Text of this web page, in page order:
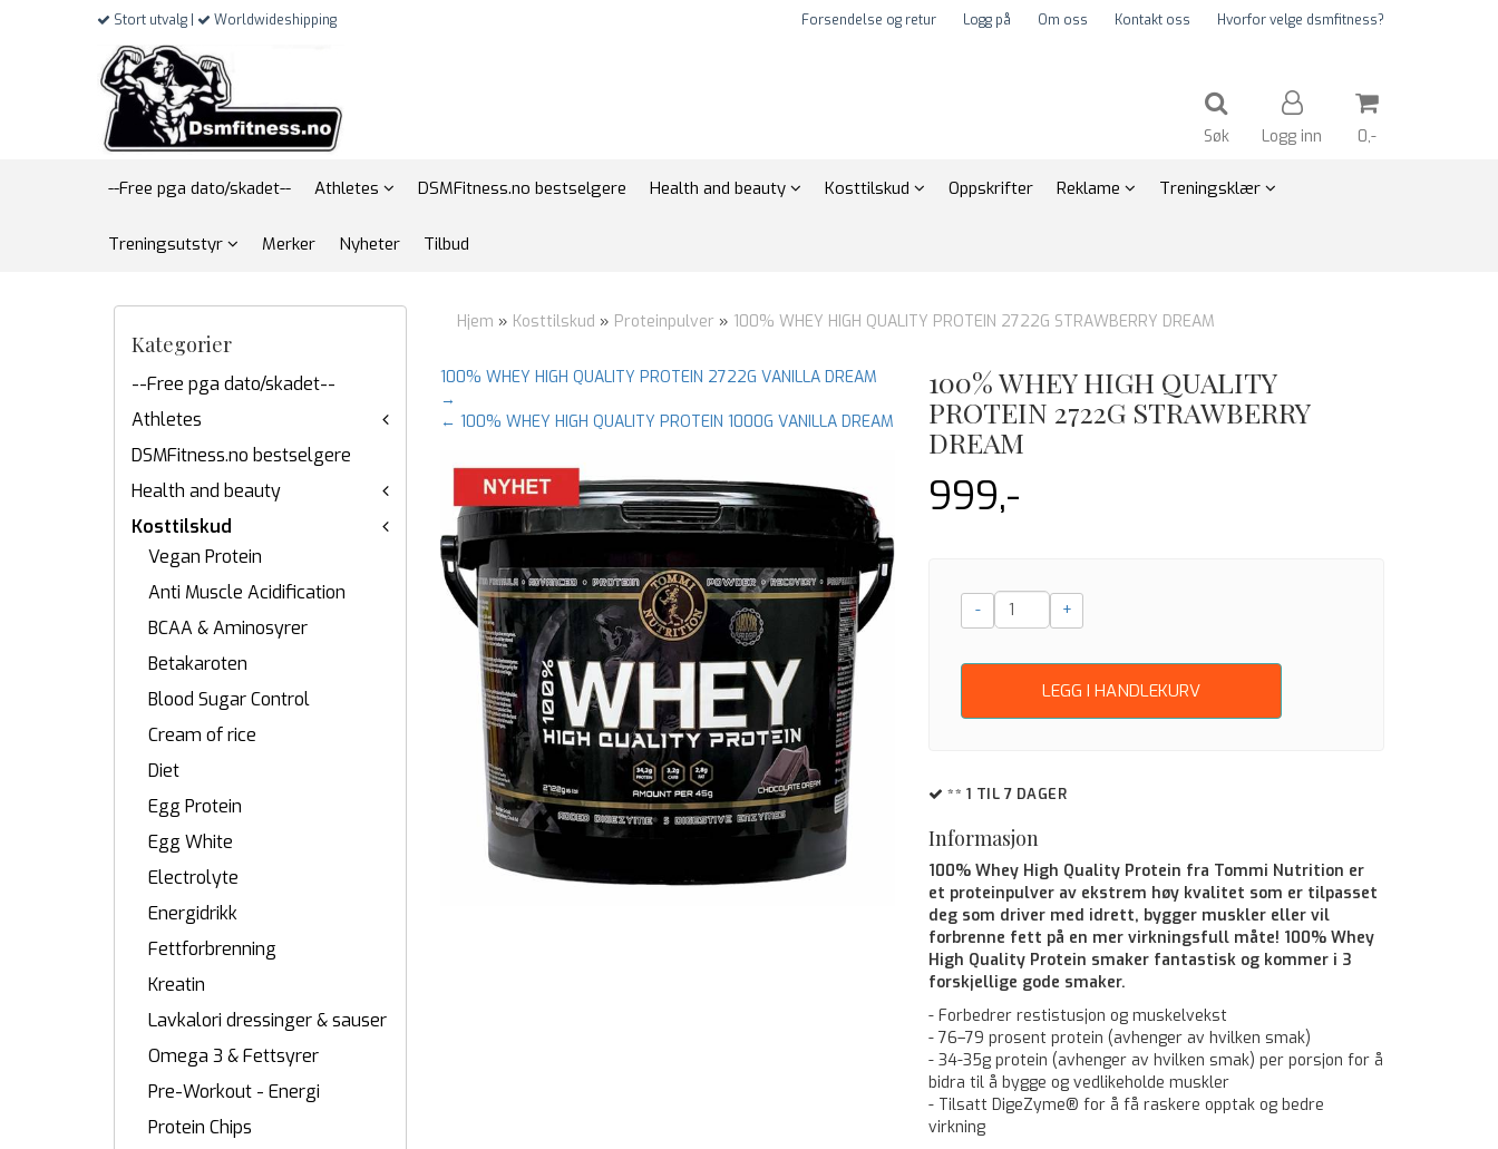
Stort utvalg | Worldwideshipping Forsendelse og retur Logg på Om oss Kontakt oss Hvorfor velge dsmfitness?
Søk Logg inn 0,-
--Free pga dato/skadet-- Athletes DSMFitness.no bestselgere Health and beauty Kosttilskud Oppskrifter Reklame Treningsklær
Treningsutstyr Merker Nyheter Tilbud
Kategorier
--Free pga dato/skadet--
Athletes
DSMFitness.no bestselgere
Health and beauty
Kosttilskud
Vegan Protein
Anti Muscle Acidification
BCAA & Aminosyrer
Betakaroten
Blood Sugar Control
Cream of rice
Diet
Egg Protein
Egg White
Electrolyte
Energidrikk
Fettforbrenning
Kreatin
Lavkalori dressinger & sauser
Omega 3 & Fettsyrer
Pre-Workout - Energi
Protein Chips
Hjem » Kosttilskud » Proteinpulver » 100% WHEY HIGH QUALITY PROTEIN 2722G STRAWBERRY DREAM
100% WHEY HIGH QUALITY PROTEIN 2722G VANILLA DREAM
→
← 100% WHEY HIGH QUALITY PROTEIN 1000G VANILLA DREAM
100% WHEY HIGH QUALITY
PROTEIN 2722G STRAWBERRY
DREAM
999,-
- +
LEGG I HANDLEKURV
** 1 TIL 7 DAGER
Informasjon
100% Whey High Quality Protein fra Tommi Nutrition er
et proteinpulver av ekstrem høy kvalitet som er tilpasset
deg som driver med idrett, bygger muskler eller vil
forbrenne fett på en mer virkningsfull måte! 100% Whey
High Quality Protein smaker fantastisk og kommer i 3
forskjellige gode smaker.
- Forbedrer restistusjon og muskelvekst
- 76–79 prosent protein (avhenger av hvilken smak)
- 34-35g protein (avhenger av hvilken smak) per porsjon for å
bidra til å bygge og vedlikeholde muskler
- Tilsatt DigeZyme® for å få raskere opptak og bedre
virkning